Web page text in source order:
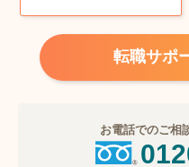
転職サポ
お電話でのご相